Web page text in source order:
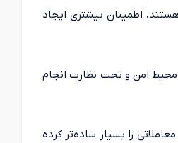
اطمینان بیشتری ایجاد
محیط امن و تحت نظارت انجام
را بسیار ساده‌تر کرده